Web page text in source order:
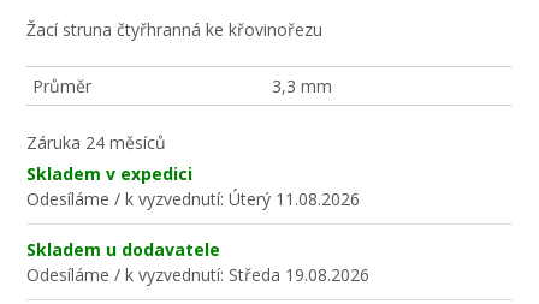
Žací struna čtyřhranná ke křovinořezu
Průměr 3,3 mm
Záruka 24 měsíců
Skladem v expedici
Odesíláme / k vyzvednutí:Úterý 11.08.2026
Skladem u dodavatele
Odesíláme / k vyzvednutí: Středa 19.08.2026